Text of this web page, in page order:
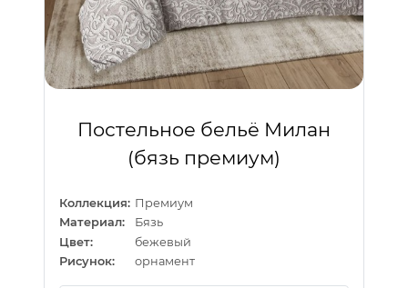
Постельное бельё Милан
(бязь премиум)
Коллекция: Премиум
Материал:
Бязь
Цвет:
бежевый
Рисунок:
орнамент